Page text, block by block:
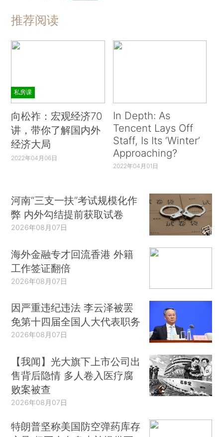
推荐阅读
私房课
向松祚：宏观经济70
讲，带你了解国内外
经济大局
2022年04月06日
In Depth: As
Tencent Lays Off
Staff, Is Its ‘Winter’
Approaching?
2022年04月01日
河南“三支一扶”考试规模化作
弊 内外勾结提前获取试卷
2026年08月07日
海外金融专才回流香港 外籍
工作签证翻倍
2026年08月07日
因严重违纪违法 李云泽被罢
免第十四届全国人大代表职务
2026年08月07日
【我闻】光大旗下上市公司出
售背后隐情 多人卷入医疗腐
败案被查
2026年08月07日
特朗普坚称美国防空弹药库存